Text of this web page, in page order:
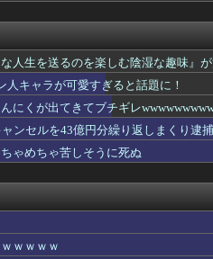
」
リット内腿
桑田真澄らに並ぶ勝利...
とかとってやろうと悪戦...
前に籍を入れたいと言われ...
批判
ドボール】
人生を送るのを楽しむ陰湿な趣味』
人キャラが可愛すぎると話題に！
にくが出てきてブチギレ
ンセルを43億円分繰り返しまくり逮捕
ゃめちゃ苦しそうに死ぬ
ｗｗｗｗ